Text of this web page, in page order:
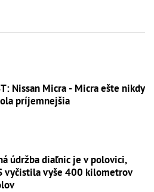
Nissan Micra - Micra ešte nikdy
príjemnejšia
údržba diaľnic je v polovici,
vyčistila vyše 400 kilometrov